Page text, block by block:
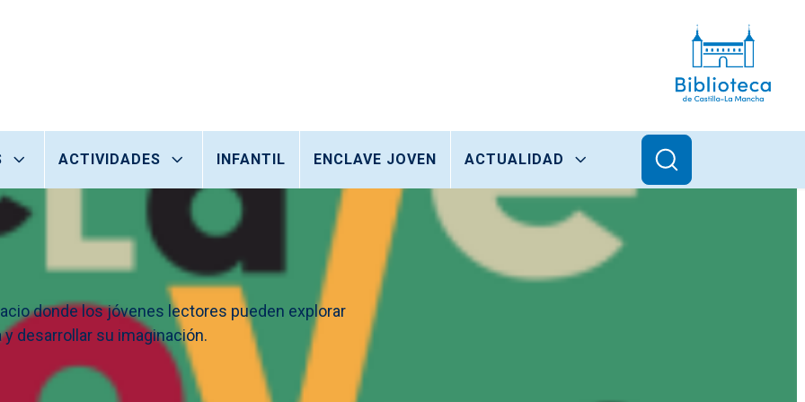
ACTIVIDADES INFANTIL ENCLAVE JOVEN ACTUALIDAD
donde los jóvenes lectores pueden explorar
desarrollar su imaginación.